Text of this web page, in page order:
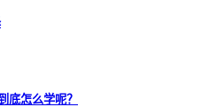
底怎么学呢？